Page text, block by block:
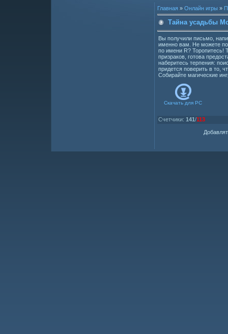
Главная » Онлайн игры »
Тайна усадьбы
Вы получили письмо,
именно вам. Не можете
по имени R? Торопитесь!
призраков, готова
наберитесь терпения:
придется поверить в то,
Собирайте магические
Скачать для PC
Счетчики: 141 /113